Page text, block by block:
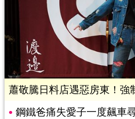
蕭敬騰日料店遇惡房東！強
鋼鐵爸痛失愛子一度飆車